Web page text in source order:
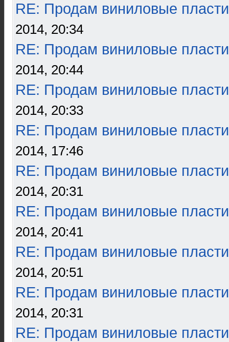
RE: Продам виниловые
2014, 20:34
RE: Продам виниловые
2014, 20:44
RE: Продам виниловые
2014, 20:33
RE: Продам виниловые
2014, 17:46
RE: Продам виниловые
2014, 20:31
RE: Продам виниловые
2014, 20:41
RE: Продам виниловые
2014, 20:51
RE: Продам виниловые
2014, 20:31
RE: Продам виниловые